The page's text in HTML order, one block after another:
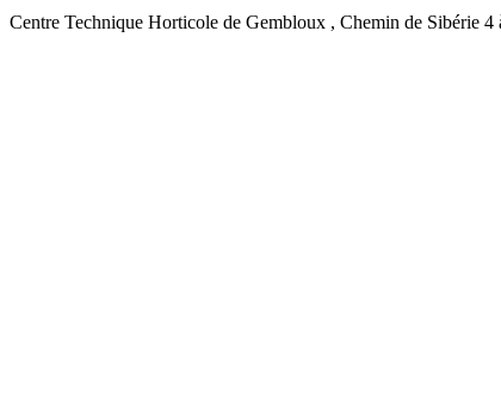
Centre Technique Horticole de Gembloux , Chemin de Sibérie